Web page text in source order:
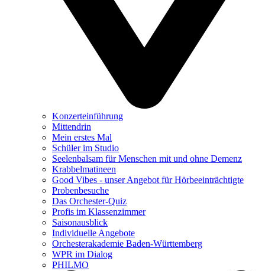
Konzerteinführung
Mittendrin
Mein erstes Mal
Schüler im Studio
Seelenbalsam für Menschen mit und ohne Demenz
Krabbelmatineen
Good Vibes - unser Angebot für Hörbeeinträchtigte
Probenbesuche
Das Orchester-Quiz
Profis im Klassenzimmer
Saisonausblick
Individuelle Angebote
Orchesterakademie Baden-Württemberg
WPR im Dialog
PHILMO